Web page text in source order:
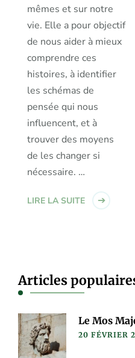
mêmes et sur notre
vie. Elle a pour objectif
de nous aider à mieux
comprendre ces
histoires, à identifier
les schémas de
pensée qui nous
influencent, et à
trouver des moyens
de les changer si
nécessaire. …
LIRE LA SUITE
Articles
Le Mos
20 FÉVRIER